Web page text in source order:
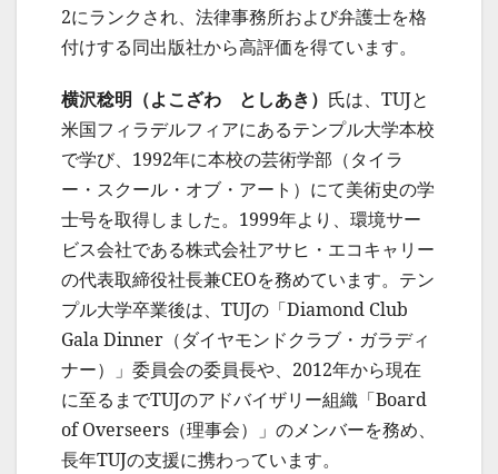
2にランクされ、法律事務所および弁護士を格
付けする同出版社から高評価を得ています。
横沢稔明（よこざわ としあき） 氏は、TUJと
米国フィラデルフィアにあるテンプル大学本校
で学び、1992年に本校の芸術学部（タイラ
ー・スクール・オブ・アート）にて美術史の学
士号を取得しました。1999年より、環境サー
ビス会社である株式会社アサヒ・エコキャリー
の代表取締役社長兼CEOを務めています。テン
プル大学卒業後は、TUJの「Diamond Club
Gala Dinner（ダイヤモンドクラブ・ガラディ
ナー）」委員会の委員長や、2012年から現在
に至るまでTUJのアドバイザリー組織「Board
of Overseers（理事会）」のメンバーを務め、
長年TUJの支援に携わっています。